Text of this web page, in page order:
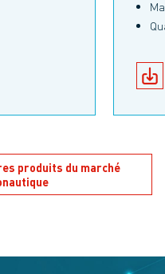
produits du marché